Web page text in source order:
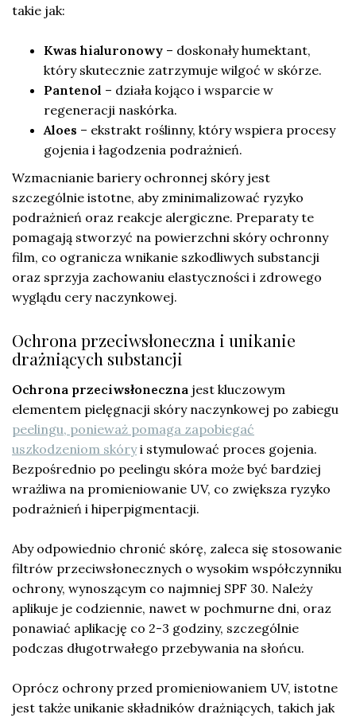
takie jak:
Kwas hialuronowy – doskonały humektant,
który skutecznie zatrzymuje wilgoć w skórze.
Pantenol – działa kojąco i wsparcie w
regeneracji naskórka.
Aloes – ekstrakt roślinny, który wspiera procesy
gojenia i łagodzenia podrażnień.
Wzmacnianie bariery ochronnej skóry jest
szczególnie istotne, aby zminimalizować ryzyko
podrażnień oraz reakcje alergiczne. Preparaty te
pomagają stworzyć na powierzchni skóry ochronny
film, co ogranicza wnikanie szkodliwych substancji
oraz sprzyja zachowaniu elastyczności i zdrowego
wyglądu cery naczynkowej.
Ochrona przeciwsłoneczna i unikanie
drażniących substancji
Ochrona przeciwsłoneczna jest kluczowym
elementem pielęgnacji skóry naczynkowej po zabiegu
peelingu, ponieważ pomaga zapobiegać
uszkodzeniom skóryi stymulować proces gojenia.
Bezpośrednio po peelingu skóra może być bardziej
wrażliwa na promieniowanie UV, co zwiększa ryzyko
podrażnień i hiperpigmentacji.
Aby odpowiednio chronić skórę, zaleca się stosowanie
filtrów przeciwsłonecznych o wysokim współczynniku
ochrony, wynoszącym co najmniej SPF 30. Należy
aplikuje je codziennie, nawet w pochmurne dni, oraz
ponawiać aplikację co 2-3 godziny, szczególnie
podczas długotrwałego przebywania na słońcu.
Oprócz ochrony przed promieniowaniem UV, istotne
jest także unikanie składników drażniących, takich jak